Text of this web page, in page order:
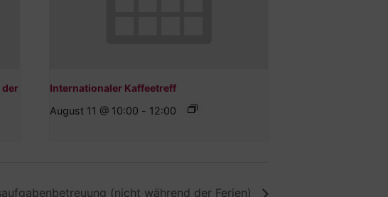
der
Internationaler Kaffeetreff
August 11 @ 10:00 - 12:00
(nicht während der Ferien)